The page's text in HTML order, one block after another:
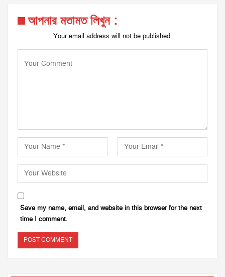
আপনার মতামত লিখুন :
Your email address will not be published.
Save my name, email, and website in this browser for the next
time I comment.